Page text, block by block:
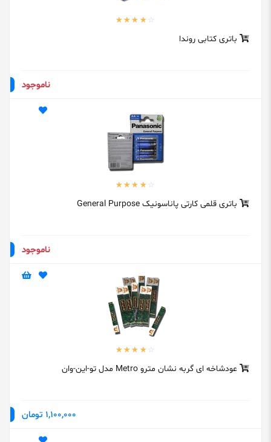
باتری کتابی روندا
ناموجود
باتری قلمی کارتی پاناسونیک General Purpose
ناموجود
عودشاخه ای گربه نشان مترو Metro مدل تو-این-وان
1,100,000 تومان